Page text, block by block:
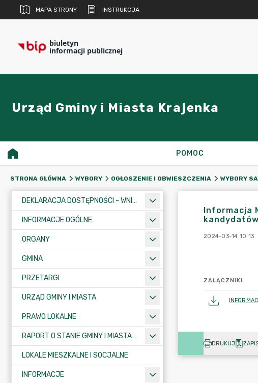
MAPA STRONY INSTRUKCJA
biuletyn
informacji publicznej
Urząd Gminy i Miasta Krajenka
POMOC
STRONA GŁÓWNA WYBORY OGŁOSZENIE I OBWIESZCZENIA WYBORY
DEKLARACJA DOSTĘPNOŚCI - WNIOSEK
INFORMACJE OGÓLNE
ORGANY
GMINA
PRZETARGI
URZĄD GMINY I MIASTA
PRAWO LOKALNE
RAPORT O STANIE GMINY I MIASTA KRAJENKA
LOKALE MIESZKALNE I SOCJALNE
INFORMACJE
Informacja
2024-03-14 10:13
ZAŁĄCZNIKI
DRUKUJ